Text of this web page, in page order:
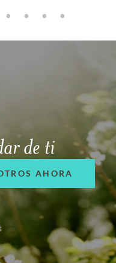
de ti
AHORA